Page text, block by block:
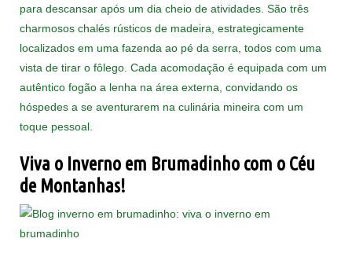
para descansar após um dia cheio de atividades. São três
charmosos chalés rústicos de madeira, estrategicamente
localizados em uma fazenda ao pé da serra, todos com uma
vista de tirar o fôlego. Cada acomodação é equipada com um
autêntico fogão a lenha na área externa, convidando os
hóspedes a se aventurarem na culinária mineira com um
toque pessoal.
Viva o Inverno em Brumadinho com o Céu
de Montanhas!